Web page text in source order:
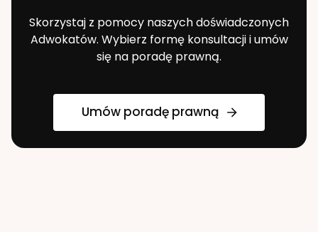
Skorzystaj z pomocy naszych doświadczonych
Adwokatów. Wybierz formę konsultacji i umów
się na poradę prawną.
Umów poradę prawną